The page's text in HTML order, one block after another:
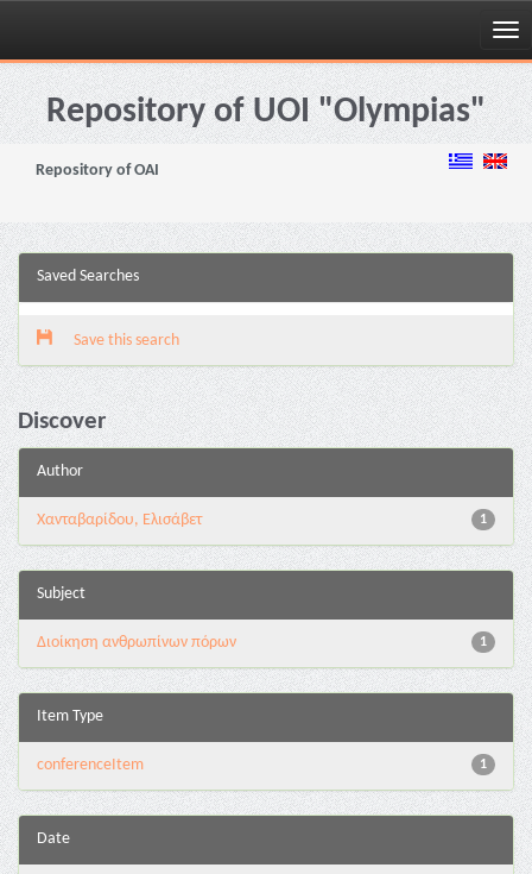
Skip
navigationRepository of UOI "Olympias"
Repository of OAI
Saved Searches
Save this search
Discover
Author
1
Χανταβαρίδου, Ελισάβετ
Subject
1
Διοίκηση ανθρωπίνων πόρων
Item Type
1
conferenceItem
Date